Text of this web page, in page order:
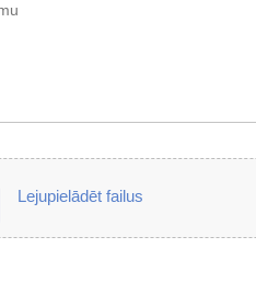
Lejupielādēt failus